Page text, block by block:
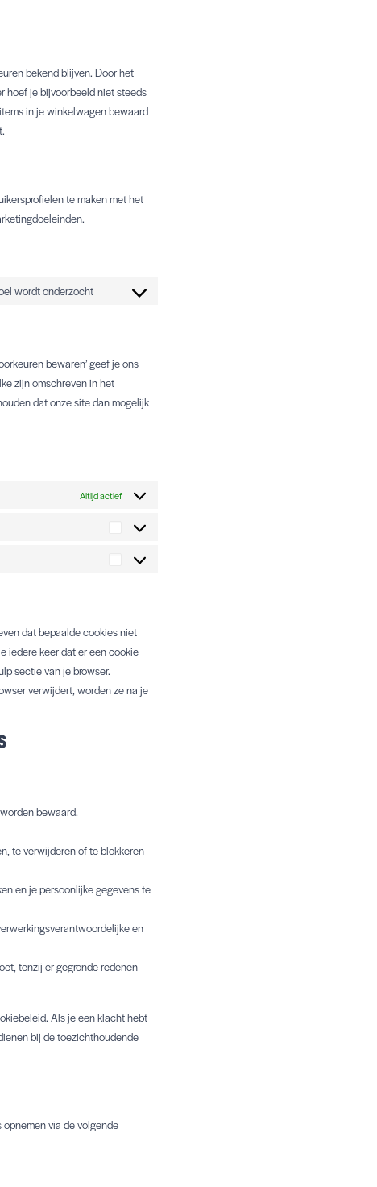
bekend blijven. Door het
hoef je bijvoorbeeld niet steeds
in je winkelwagen bewaard
te maken met het
wordt onderzocht
Consent
service
diversen
bewaren’ geef je ons
zijn omschreven in het
dat onze site dan mogelijk
Altijd actief
Statistieken
Marketing
dat bepaalde cookies niet
iedere keer dat er een cookie
sectie van je browser.
verwijdert, worden ze na je
bewaard.
te verwijderen of te blokkeren
en je persoonlijke gegevens te
en
tenzij er gegronde redenen
Als je een klacht hebt
bij de toezichthoudende
via de volgende